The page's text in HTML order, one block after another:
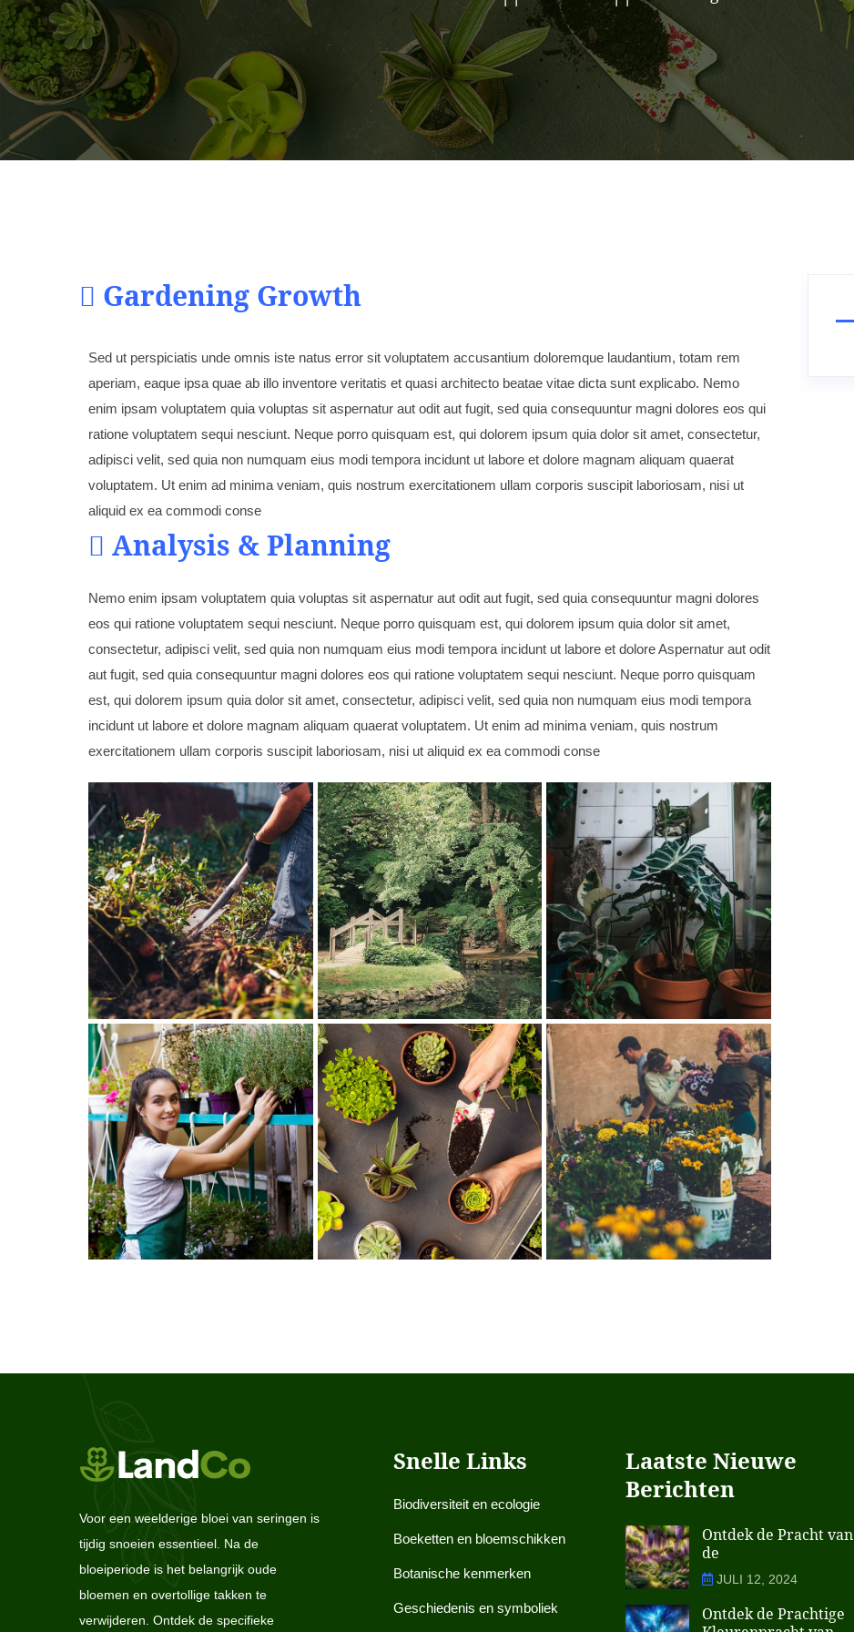
Gardening Growth
Sed ut perspiciatis unde omnis iste natus error sit voluptatem accusantium doloremque laudantium, totam rem
aperiam, eaque ipsa quae ab illo inventore veritatis et quasi architecto beatae vitae dicta sunt explicabo. Nemo
enim ipsam voluptatem quia voluptas sit aspernatur aut odit aut fugit, sed quia consequuntur magni dolores eos qui
ratione voluptatem sequi nesciunt. Neque porro quisquam est, qui dolorem ipsum quia dolor sit amet, consectetur,
adipisci velit, sed quia non numquam eius modi tempora incidunt ut labore et dolore magnam aliquam quaerat
voluptatem. Ut enim ad minima veniam, quis nostrum exercitationem ullam corporis suscipit laboriosam, nisi ut
aliquid ex ea commodi conse
Analysis & Planning
Nemo enim ipsam voluptatem quia voluptas sit aspernatur aut odit aut fugit, sed quia consequuntur magni dolores
eos qui ratione voluptatem sequi nesciunt. Neque porro quisquam est, qui dolorem ipsum quia dolor sit amet,
consectetur, adipisci velit, sed quia non numquam eius modi tempora incidunt ut labore et dolore Aspernatur aut odit
aut fugit, sed quia consequuntur magni dolores eos qui ratione voluptatem sequi nesciunt. Neque porro quisquam
est, qui dolorem ipsum quia dolor sit amet, consectetur, adipisci velit, sed quia non numquam eius modi tempora
incidunt ut labore et dolore magnam aliquam quaerat voluptatem. Ut enim ad minima veniam, quis nostrum
exercitationem ullam corporis suscipit laboriosam, nisi ut aliquid ex ea commodi conse
Voor een weelderige bloei van seringen is
tijdig snoeien essentieel. Na de
bloeiperiode is het belangrijk oude
bloemen en overtollige takken te
verwijderen. Ontdek de specifieke
Snelle Links
Biodiversiteit en ecologie
Boeketten en bloemschikken
Botanische kenmerken
Geschiedenis en symboliek
Laatste Nieuwe
Berichten
Ontdek de Pracht van
de
JULI 12, 2024
Ontdek de Prachtige